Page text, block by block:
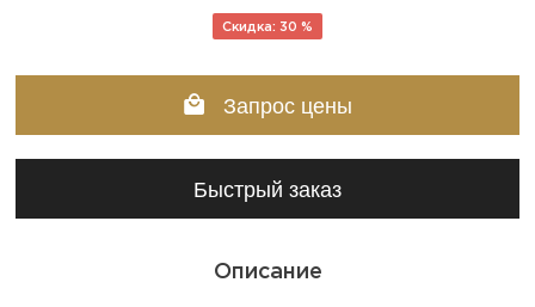
Скидка: 30 %
Запрос цены
Быстрый заказ
Описание